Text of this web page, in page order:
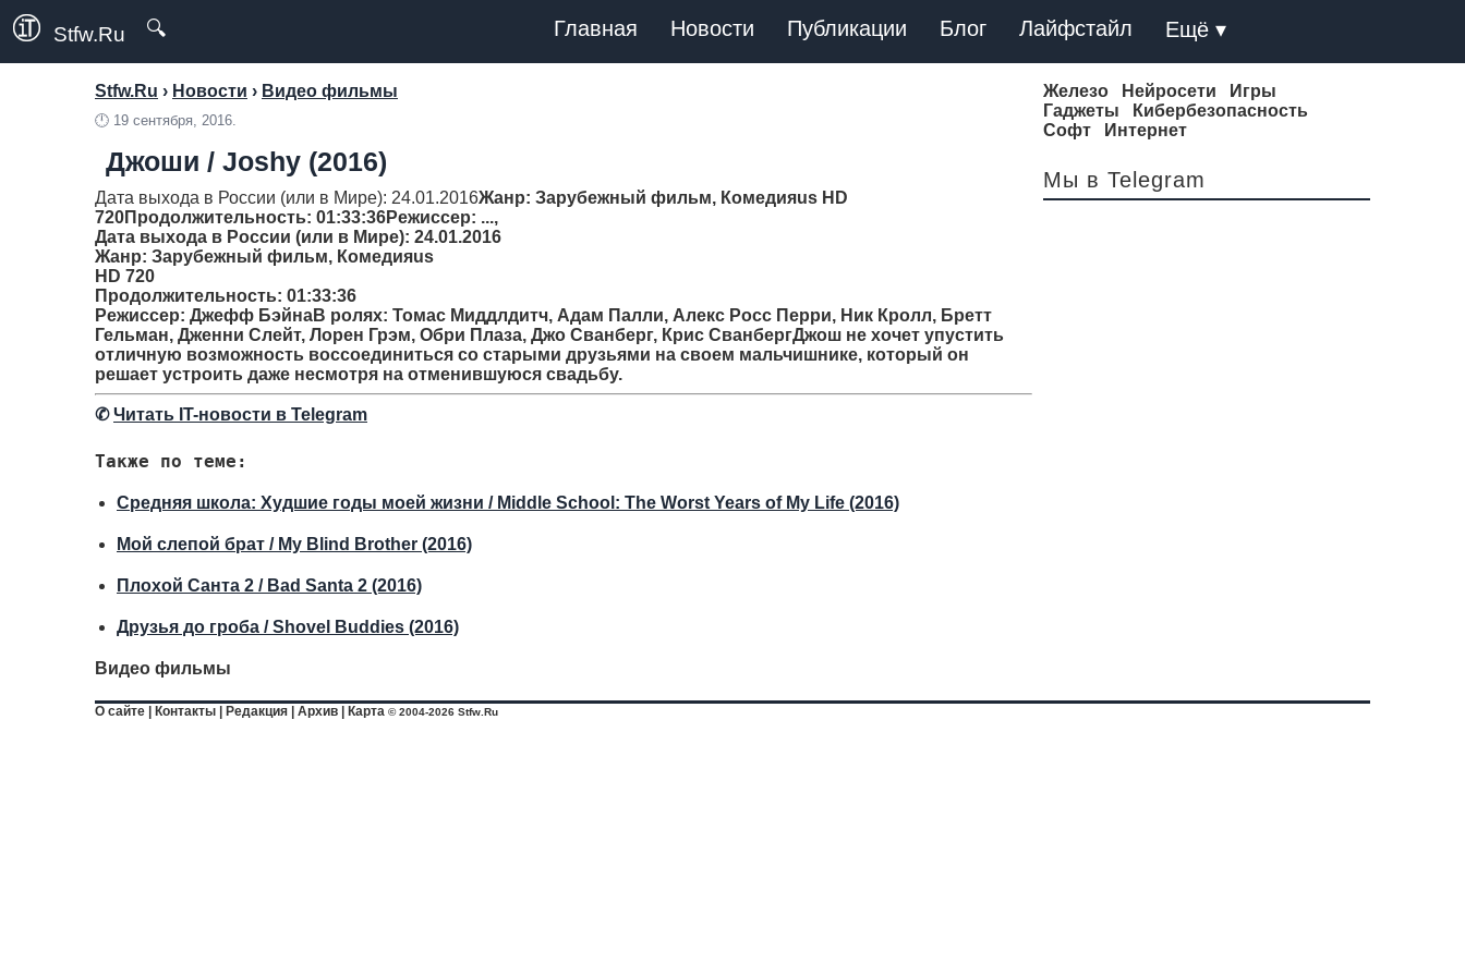
Stfw.Ru 🔍 Главная Новости Публикации Блог Лайфстайл Ещё ▾
Stfw.Ru › Новости › Видео фильмы
🕛 19 сентября, 2016.
Джоши / Joshy (2016)
Дата выхода в России (или в Мире): 24.01.2016Жанр: Зарубежный фильм, Комедияus HD
720Продолжительность: 01:33:36Режиссер: ...,
Дата выхода в России (или в Мире): 24.01.2016
Жанр: Зарубежный фильм, Комедияus
HD 720
Продолжительность: 01:33:36
Режиссер: Джефф БэйнаВ ролях: Томас Миддлдитч, Адам Палли, Алекс Росс Перри, Ник Кролл, Бретт
Гельман, Дженни Слейт, Лорен Грэм, Обри Плаза, Джо Сванберг, Крис СванбергДжош не хочет упустить
отличную возможность воссоединиться со старыми друзьями на своем мальчишнике, который он
решает устроить даже несмотря на отменившуюся свадьбу.
✆Читать IT-новости в Telegram
Также по теме:
Средняя школа: Худшие годы моей жизни / Middle School: The Worst Years of My Life (2016)
Мой слепой брат / My Blind Brother (2016)
Плохой Санта 2 / Bad Santa 2 (2016)
Друзья до гроба / Shovel Buddies (2016)
Железо Нейросети
Игры
Гаджеты
Кибербезопасность
Софт
Интернет
Мы в Telegram
Видео фильмы
О сайте Контакты Редакция Архив Карта © 2004-2026 Stfw.Ru